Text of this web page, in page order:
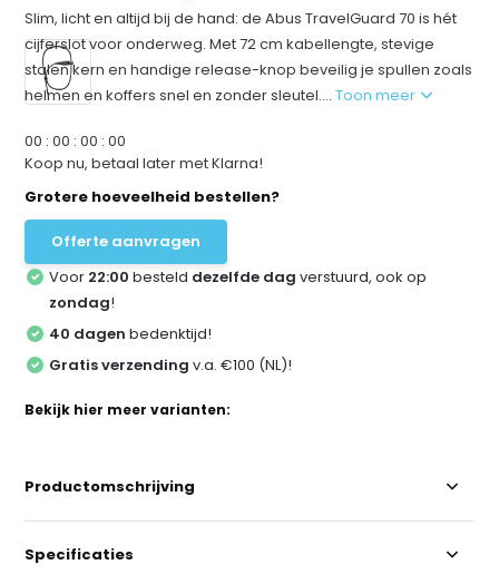
Slim, licht en altijd bij de hand: de Abus TravelGuard 70 is hét
cijferslot voor onderweg. Met 72 cm kabellengte, stevige
stalen kern en handige release-knop beveilig je spullen zoals
helmen en koffers snel en zonder sleutel....Toon meer
00 :00 :00 :00
Koop nu, betaal later met Klarna!
Grotere hoeveelheid bestellen?
Offerte aanvragen
Voor 22:00 besteld dezelfde dag verstuurd, ook op
zondag!
40 dagen bedenktijd!
Gratis verzending v.a. €100 (NL)!
Bekijk hier meer varianten:
Productomschrijving
Specificaties